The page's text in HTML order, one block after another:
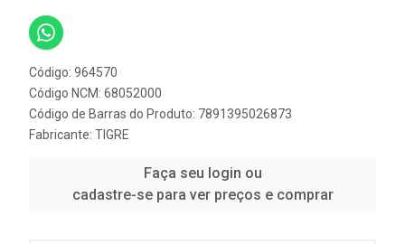
Código: 964570
Código NCM: 68052000
Código de Barras do Produto: 7891395026873
Fabricante: TIGRE
Faça seu login ou
cadastre-se para ver preços e comprar